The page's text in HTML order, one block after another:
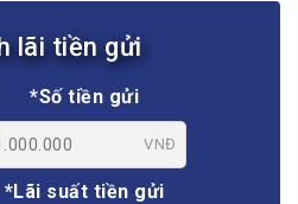
lãi tiền gửi
*Số tiền gửi
VNĐ
*Lãi suất tiền gửi